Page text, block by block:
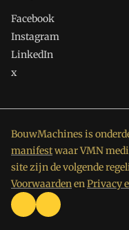
Facebook
Instagram
LinkedIn
x
BouwMachines is
manifestwaar VMN
site zijn de volgende
VoorwaardenenPrivacy